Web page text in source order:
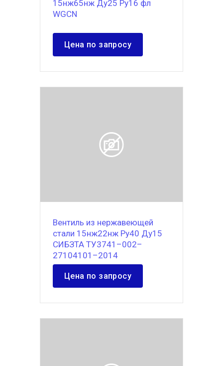
15нж65нж Ду25 Ру16 фл
WGCN
Цена по запросу
Вентиль из нержавеющей
стали 15нж22нж Ру40 Ду15
СИБЗТА ТУ3741–002–
27104101–2014
Цена по запросу